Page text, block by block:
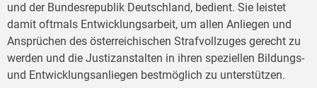
und der Bundesrepublik Deutschland, bedient. Sie leistet
damit oftmals Entwicklungsarbeit, um allen Anliegen und
Ansprüchen des österreichischen Strafvollzuges gerecht zu
werden und die Justizanstalten in ihren speziellen Bildungs-
und Entwicklungsanliegen bestmöglich zu unterstützen.